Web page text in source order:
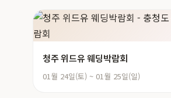
청주 위드유 웨딩박람회
01월 24일(토) ~ 01월 25일(일)